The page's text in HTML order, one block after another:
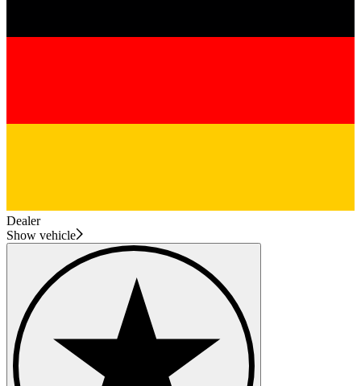
Dealer
Show vehicle